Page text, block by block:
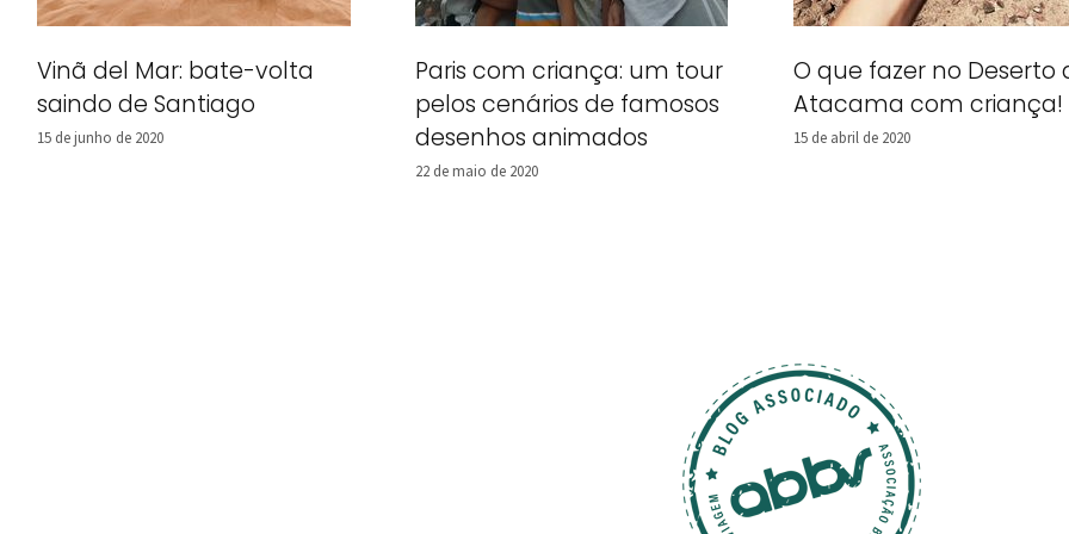
Vinã del Mar: bate-volta
saindo de Santiago
15 de junho de 2020
Paris com criança: um tour
pelos cenários de famosos
desenhos animados
22 de maio de 2020
O que fazer no Deserto
Atacama com criança!
15 de abril de 2020